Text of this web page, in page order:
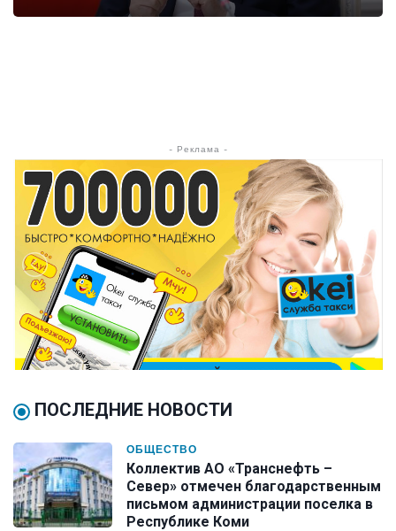
- Реклама -
ПОСЛЕДНИЕ НОВОСТИ
ОБЩЕСТВО
Коллектив АО «Транснефть –
Север» отмечен благодарственным
письмом администрации поселка в
Республике Коми